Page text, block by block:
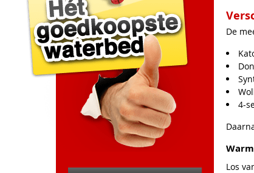
De
4-
Los